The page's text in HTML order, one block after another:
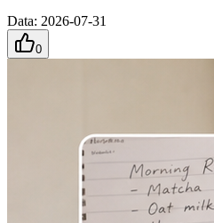
Data: 2026-07-31
0